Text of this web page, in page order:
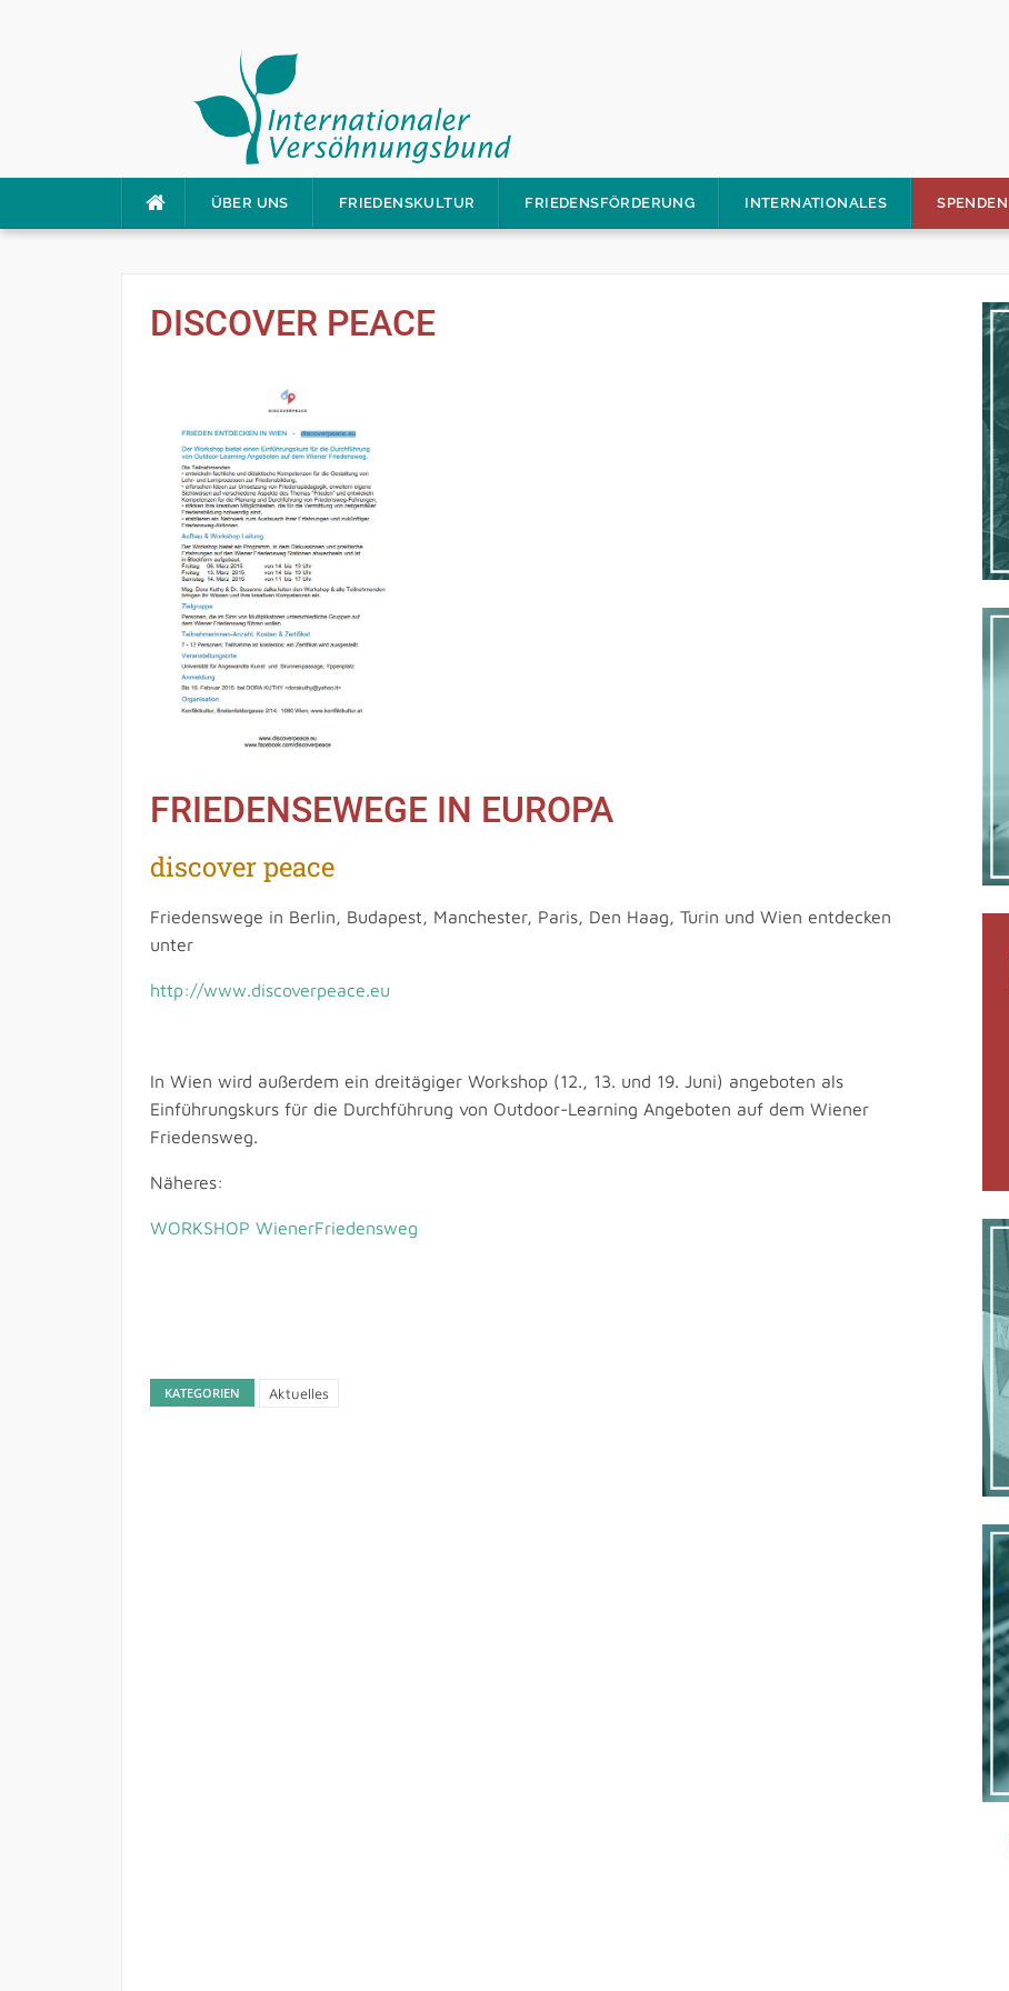
ÜBER UNS FRIEDENSKULTUR FRIEDENSFÖRDERUNG INTERNATIONALES SPENDEN
DISCOVER PEACE
FRIEDENSEWEGE IN EUROPA
discover peace
Friedenswege in Berlin, Budapest, Manchester, Paris, Den Haag, Turin und Wien entdecken
unter
http://www.discoverpeace.eu
In Wien wird außerdem ein dreitägiger Workshop (12., 13. und 19. Juni) angeboten als
Einführungskurs für die Durchführung von Outdoor-Learning Angeboten auf dem Wiener
Friedensweg.
Näheres:
WORKSHOP WienerFriedensweg
KATEGORIEN Aktuelles